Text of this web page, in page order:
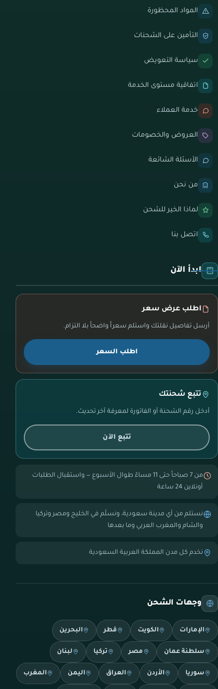
المواد المحظورة
التأمين على الشحنات
سياسة التعويض
اتفاقية مستوى الخدمة
خدمة العملاء
العروض والخصومات
الأسئلة الشائعة
من نحن
لماذا الخير للشحن
اتصل بنا
ابدأ الآن
اطلب عرض سعر
أرسل تفاصيل نقلتك واستلم سعراً واضحاً بلا التزام.
اطلب السعر
تتبع شحنتك
أدخل رقم الشحنة أو الفاتورة لمعرفة آخر تحديث.
تتبع الآن
من 7 صباحاً حتى 11 مساءً طوال الأسبوع — واستقبال الطلبات
أونلاين 24 ساعة
نستلم من أي مدينة سعودية، ونسلّم في الخليج ومصر وتركيا
والشام والمغرب العربي وما بعدها
نخدم كل مدن المملكة العربية السعودية
وجهات الشحن
الإمارات الكويت قطر البحرين
سلطنة عمان مصر تركيا لبنان
سوريا الأردن العراق اليمن المغرب